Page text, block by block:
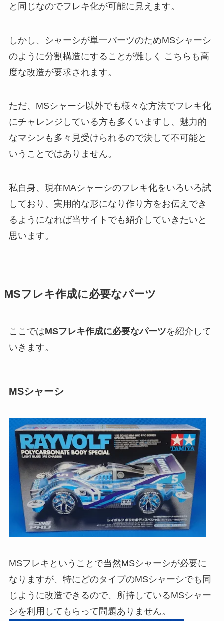
と同じなのでフレキ化が可能に見えます。
しかし、シャーシが単一パーツのためMSシャーシ
のように分割構造にすることが難しく こちらも高
度な改造が要求されます。
ただ、MSシャーシ以外でも様々な方法でフレキ化
にチャレンジしている方も多くいますし、魅力的
なマシンも多々見受けられるので決して不可能と
いうことではありません。
私自身、現在MAシャーシのフレキ化をいろいろ試
しており、実用的な形になり作り方をお伝えでき
るようになれば当サイトでも紹介していきたいと
思います。
MSフレキ作成に必要なパーツ
ここではMSフレキ作成に必要なパーツを紹介して
いきます。
MSシャーシ
MSフレキということで当然MSシャーシが必要に
なりますが、特にどのタイプのMSシャーシでも同
じように改造できるので、所持しているMSシャー
シを利用してもらって問題ありません。